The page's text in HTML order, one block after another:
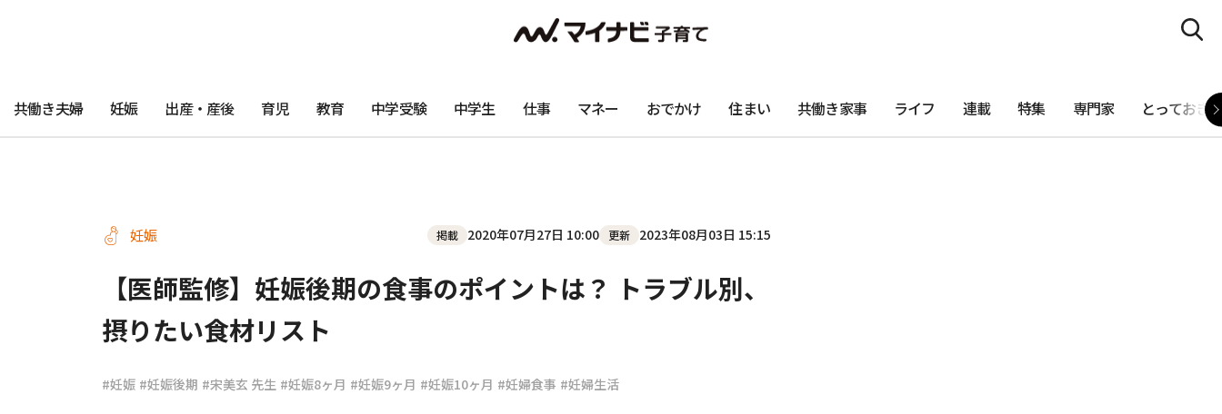
共働き夫婦 妊娠 出産・産後 育児 教育 中学受験 中学生 仕事 マネー おでかけ 住まい 共働き家事 ライフ 連載 特集 専門家 とっておき
妊娠 掲載 2020年07月27日 10:00 更新 2023年08月03日 15:15
【医師監修】妊娠後期の食事のポイントは？ トラブル別、
摂りたい食材リスト
#妊娠 #妊娠後期 #宋美玄 先生 #妊娠8ヶ月 #妊娠9ヶ月 #妊娠10ヶ月 #妊婦食事 #妊婦生活